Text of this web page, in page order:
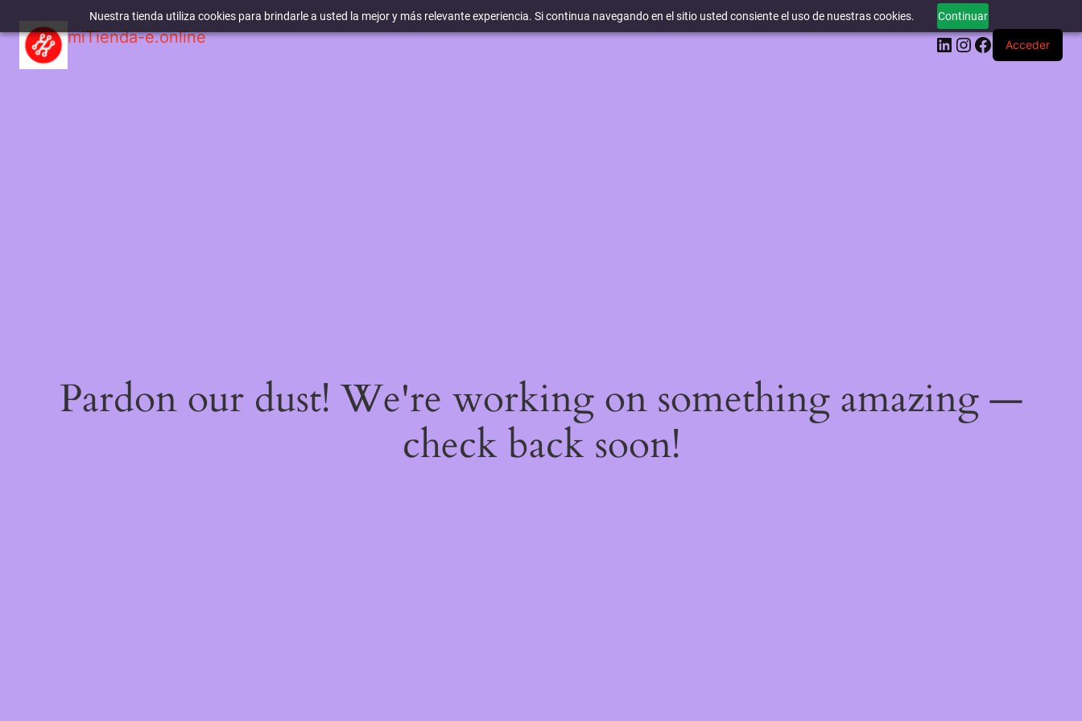
Nuestra tienda utiliza cookies para brindarle a usted la mejor y más relevante experiencia. Si continua navegando en el sitio usted consiente el uso de nuestras cookies. Continuar
miTienda-e.online LinkedIn
Instagram
Facebook
Acceder
Pardon our dust! We're working on something amazing —
check back soon!